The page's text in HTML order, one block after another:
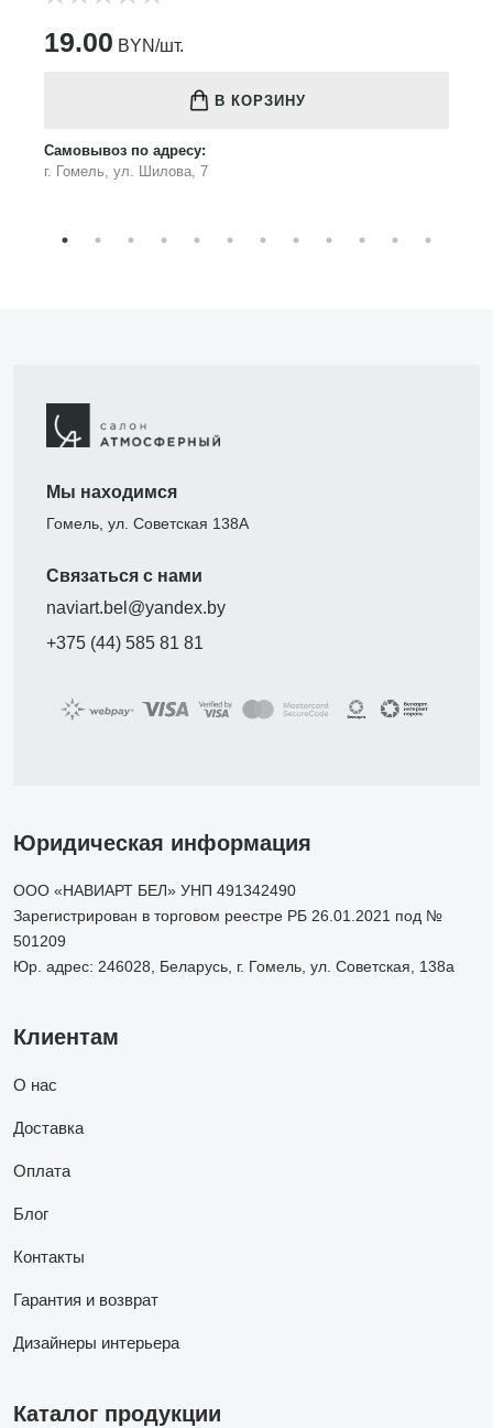
19.00 BYN/шт.
В КОРЗИНУ
Самовывоз по адресу:
г. Гомель, ул. Шилова, 7
Мы находимся
Гомель, ул. Советская 138А
Связаться с нами
naviart.bel@yandex.by
+375 (44) 585 81 81
Юридическая информация
ООО «НАВИАРТ БЕЛ» УНП 491342490
Зарегистрирован в торговом реестре РБ 26.01.2021 под №
501209
Юр. адрес: 246028, Беларусь, г. Гомель, ул. Советская, 138а
Клиентам
О нас
Доставка
Оплата
Блог
Контакты
Гарантия и возврат
Дизайнеры интерьера
Каталог продукции